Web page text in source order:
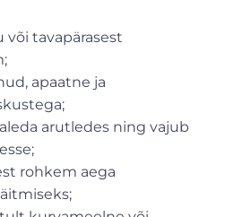
tavapärasest
apaatne ja
arutledes ning vajub
rohkem aega